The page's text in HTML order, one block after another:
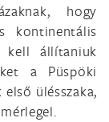
hogy
kontinentális
kell állítaniuk
a Püspöki
ülésszaka,